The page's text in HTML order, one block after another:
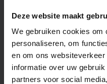
Deze website maakt
We gebruiken cookies om
personaliseren, om
en om ons
informatie over uw
partners voor social